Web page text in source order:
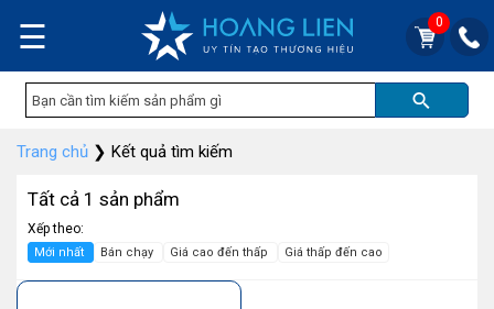
☰ 0
Trang chủ ❯ Kết quả tìm kiếm
Tất cả 1 sản phẩm
Xếp theo:
Mới nhất Bán chạy Giá cao đến thấp Giá thấp đến cao